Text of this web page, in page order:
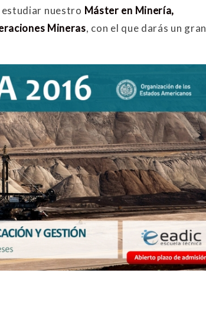
estudiar nuestro Máster en Minería,
Mineras, con el que darás un gran